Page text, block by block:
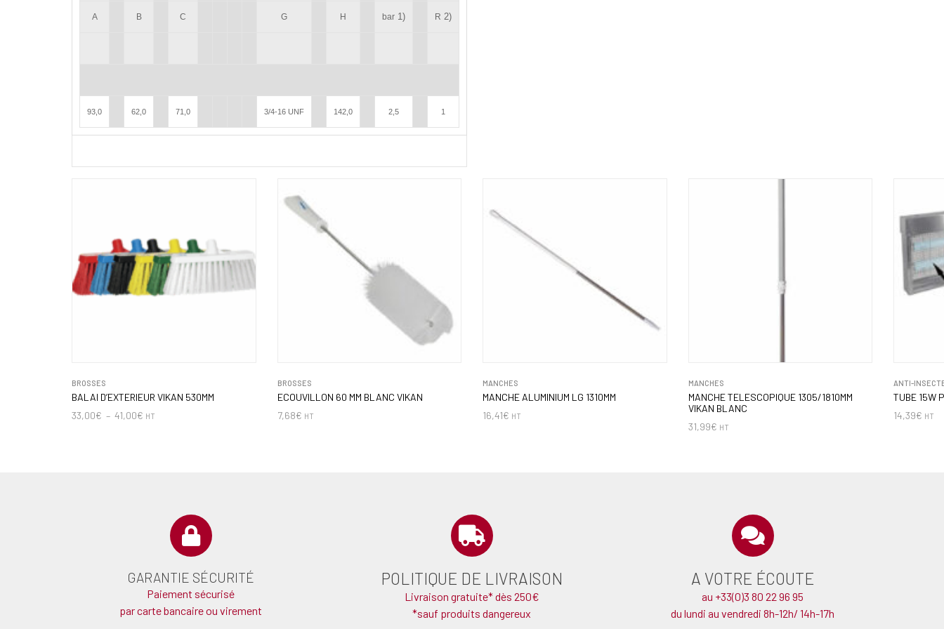
A B C G H bar 1) R 2)
93,0 62,0 71,0 3/4-16 UNF 142,0 2,5 1
BROSSES
BALAI D’EXTERIEUR VIKAN 530MM
33,00€ – 41,00€ HT
BROSSES
ECOUVILLON 60 MM BLANC VIKAN
7,68€ HT
MANCHES
MANCHE ALUMINIUM LG 1310MM
16,41€ HT
MANCHES
MANCHE TELESCOPIQUE 1305/1810MM
VIKAN BLANC
31,99€ HT
ANTI-
TUBE 15W
14,39€ HT
GARANTIE SÉCURITÉ
Paiement sécurisé
par carte bancaire ou virement
POLITIQUE DE LIVRAISON
Livraison gratuite* dès 250€
*sauf produits dangereux
A VOTRE ÉCOUTE
au +33(0)3 80 22 96 95
du lundi au vendredi 8h-12h/ 14h-17h